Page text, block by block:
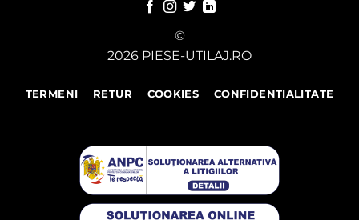
©
2026 PIESE-UTILAJ.RO
TERMENI RETUR COOKIES CONFIDENTIALITATE